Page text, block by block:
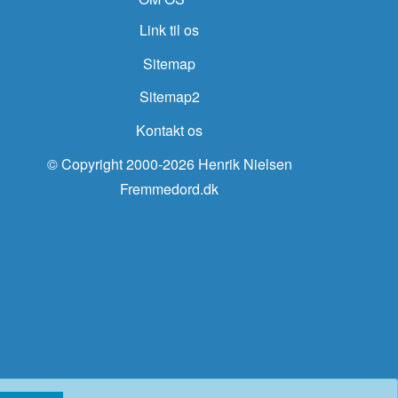
Link til os
Sitemap
Sitemap2
Kontakt os
© Copyright 2000-2026 Henrik Nielsen
Fremmedord.dk